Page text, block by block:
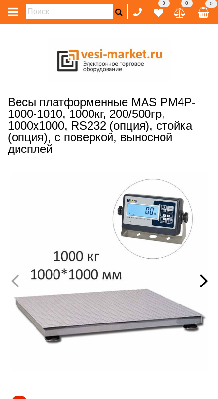
0 0 0
Весы платформенные MAS PM4P-
1000-1010, 1000кг, 200/500гр,
1000х1000, RS232 (опция), стойка
(опция), с поверкой, выносной
дисплей